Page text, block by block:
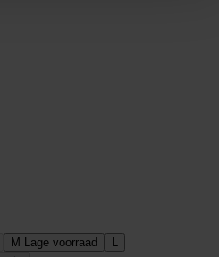
M Lage voorraad
L